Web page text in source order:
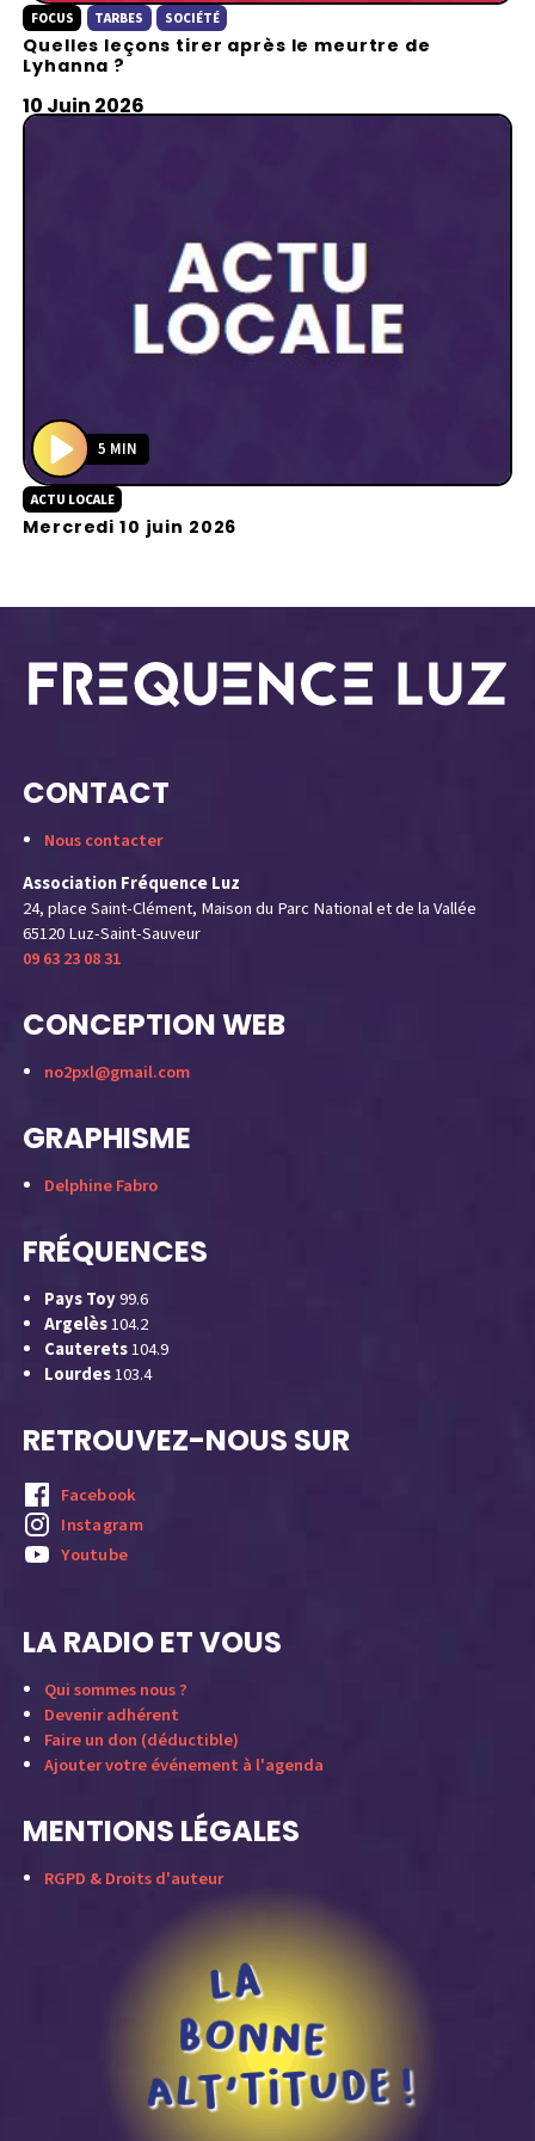
l
a
FOCUS TARBES SOCIÉTÉ
Quelles leçons tirer après le meurtre de
Lyhanna ?
10 Juin 2026
P
l
a
5 MIN
ACTU LOCALE
Mercredi 10 juin 2026
CONTACT
Nous contacter
Association Fréquence Luz
24, place Saint-Clément, Maison du Parc National et de la Vallée
65120 Luz-Saint-Sauveur
09 63 23 08 31
CONCEPTION WEB
no2pxl@gmail.com
GRAPHISME
Delphine Fabro
FRÉQUENCES
Pays Toy99.6
Argelès104.2
Cauterets104.9
Lourdes103.4
RETROUVEZ-NOUS SUR
Facebook
Instagram
Youtube
LA RADIO ET VOUS
Qui sommes nous ?
Devenir adhérent
Faire un don (déductible)
Ajouter votre événement à l'agenda
MENTIONS LÉGALES
RGPD & Droits d'auteur